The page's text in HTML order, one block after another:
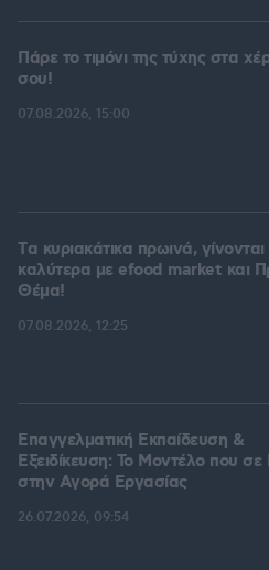
Πάρε το τιμόνι της τύχης στα
σου!
07.08.2026, 15:00
Tα κυριακάτικα πρωινά, γίνονται
καλύτερα με efood market και
Θέμα!
07.08.2026, 12:25
Επαγγελματική Εκπαίδευση &
Εξειδίκευση: Το Mοντέλο που σε
στην Aγορά Eργασίας
26.07.2026, 09:54